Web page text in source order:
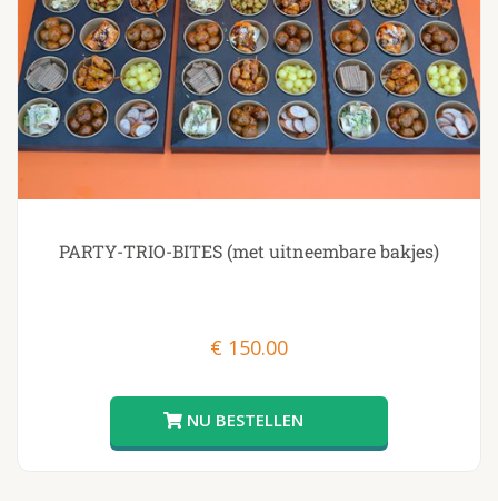
PARTY-TRIO-BITES (met uitneembare bakjes)
€ 150.00